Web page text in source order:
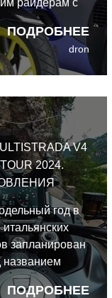
ПОДРОБНЕЕ
райдерам с
водительских
в Японии
на
для разных
dron
V4
2024.
ПОДРОБНЕЕ
год в
запланирован
названием
V4 S Grand Tour.